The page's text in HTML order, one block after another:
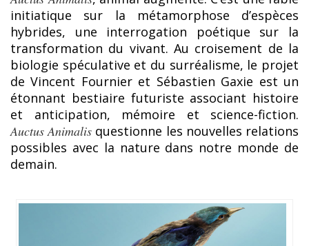
initiatique sur la métamorphose d’espèces
hybrides, une interrogation poétique sur la
transformation du vivant. Au croisement de la
biologie spéculative et du surréalisme, le projet
de Vincent Fournier et Sébastien Gaxie est un
étonnant bestiaire futuriste associant histoire
et anticipation, mémoire et science-fiction.
Auctus Animalis questionne les nouvelles relations
possibles avec la nature dans notre monde de
demain.